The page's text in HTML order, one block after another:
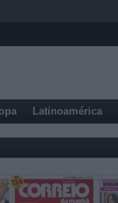
Latinoamérica